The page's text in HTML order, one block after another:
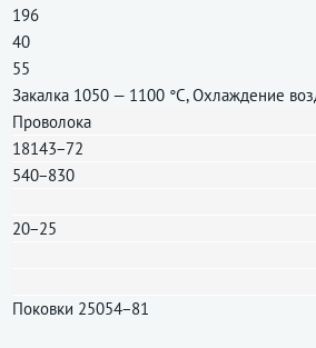
196
40
55
Закалка 1050 — 1100 °C, Охлаждение
Проволока
18143−72
540−830
20−25
Поковки 25054−81